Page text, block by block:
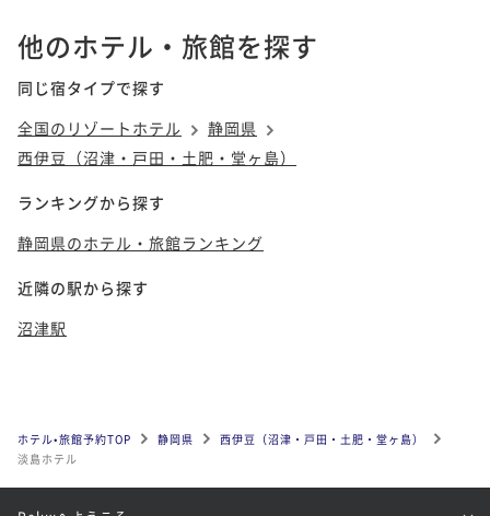
他のホテル・旅館を探す
同じ宿タイプで探す
全国のリゾートホテル
静岡県
西伊豆（沼津・戸田・土肥・堂ヶ島）
ランキングから探す
静岡県のホテル・旅館ランキング
近隣の駅から探す
沼津駅
ホテル•旅館予約TOP 静岡県
西伊豆（沼津・戸田・土肥・堂ヶ島）
淡島ホテル